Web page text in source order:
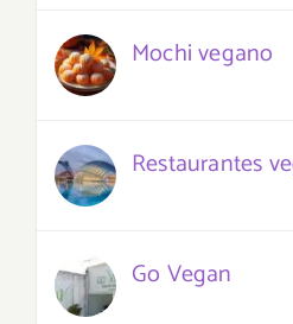
Mochi vegano
Restaurantes
Go Vegan